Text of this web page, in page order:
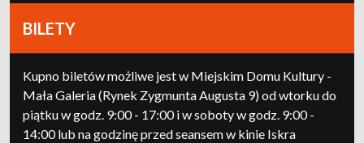
BILETY
Kupno biletów możliwe jest w Miejskim Domu Kultury -
Mała Galeria (Rynek Zygmunta Augusta 9) od wtorku do
piątku w godz. 9:00 - 17:00 i w soboty w godz. 9:00 -
14:00 lub na godzinę przed seansem w kinie Iskra